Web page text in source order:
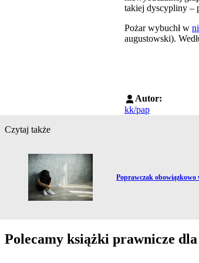
takiej dyscypliny –
Pożar wybuchł w
augustowski).
Autor:
kk/pap
Czytaj także
Przejdź do artykułu:
Poprawczak obowiązkowo
Polecamy książki prawnicze dla